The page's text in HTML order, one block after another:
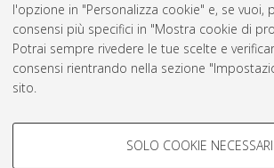
l'opzione in "Personalizza cookie" e, se vuoi,
consensi più specifici in "Mostra cookie di
Potrai sempre rivedere le tue scelte e
consensi rientrando nella sezione
sito.
COOKIE DI PROFILAZIONE -
SOLO COOKIE NECESSARI
AMS Laurea
Servizio implementato e gestito da
Impostazioni Cookie